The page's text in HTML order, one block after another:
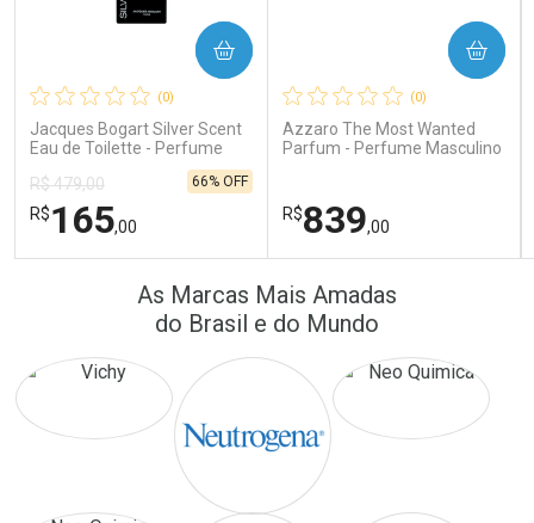
Comprar sem Desconto
Por R$ 389,90/cada
Comprar sem Desconto
Por R$ 389,90/cada
Comprar sem Desconto
Por R$ 171,26/cada
Comprar sem Desconto
Por R$ 171,26/cada
(0)
Jacques Bogart Silver Scent
Eau de Toilette - Perfume
R$ 479,00
R$165,00
66% OFF
COMPRAR
FECHAR
FECHAR
Por Menos
(0)
Azzaro The Most Wanted
Parfum - Perfume Masculino
R$839,00
COMPRAR
Laboratório
Por Menos
As Marcas Mais Amadas
do Brasil e do Mundo